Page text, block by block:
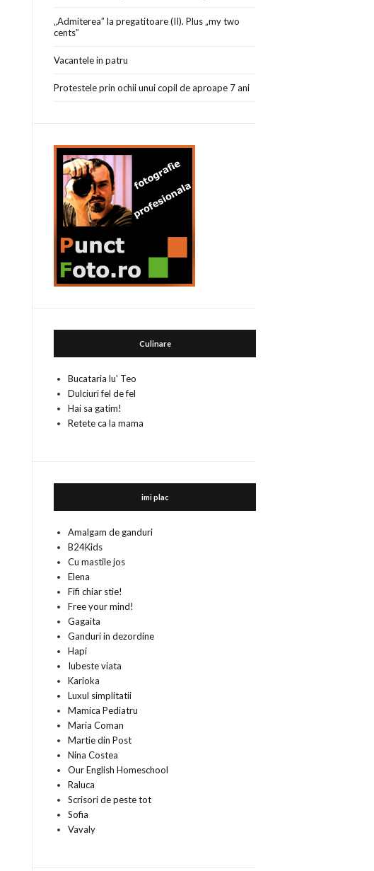
„Admiterea” la pregatitoare (II). Plus „my two
cents”
Vacantele in patru
Protestele prin ochii unui copil de aproape 7 ani
Culinare
Bucataria lu' Teo
Dulciuri fel de fel
Hai sa gatim!
Retete ca la mama
imi plac
Amalgam de ganduri
B24Kids
Cu mastile jos
Elena
Fifi chiar stie!
Free your mind!
Gagaita
Ganduri in dezordine
Hapi
Iubeste viata
Karioka
Luxul simplitatii
Mamica Pediatru
Maria Coman
Martie din Post
Nina Costea
Our English Homeschool
Raluca
Scrisori de peste tot
Sofia
Vavaly